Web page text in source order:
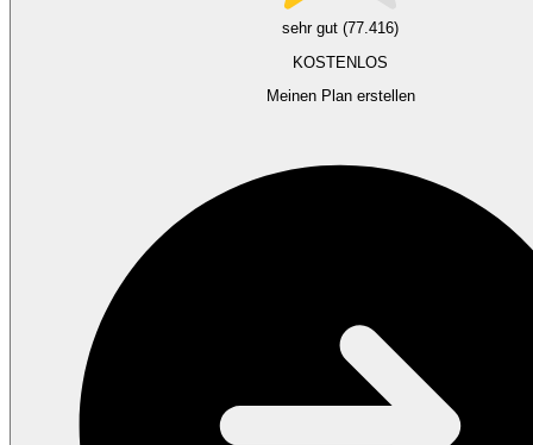
sehr gut (77.416)
KOSTENLOS
Meinen Plan erstellen